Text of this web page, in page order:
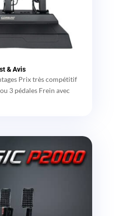
& Avis
Prix très compétitif
3 pédales Frein avec